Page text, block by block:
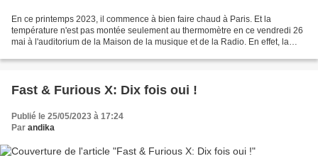
En ce printemps 2023, il commence à bien faire chaud à Paris. Et la
température n'est pas montée seulement au thermomètre en ce vendredi 26
mai à l'auditorium de la Maison de la musique et de la Radio. En effet, la
Fast & Furious X: Dix fois oui !
Publié le 25/05/2023 à 17:24
Par andika